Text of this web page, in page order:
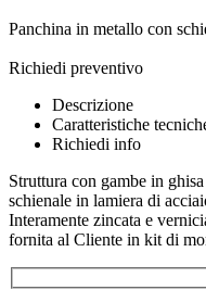
Panchina in metallo con
Richiedi preventivo
Descrizione
Caratteristiche
Richiedi info
Struttura con gambe in
schienale in lamiera di
Interamente zincata e
fornita al Cliente in kit di